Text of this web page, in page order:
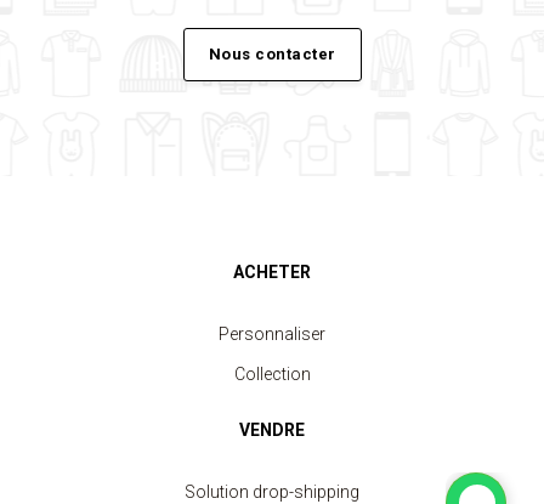
Nous contacter
ACHETER
Personnaliser
Collection
VENDRE
Solution drop-shipping